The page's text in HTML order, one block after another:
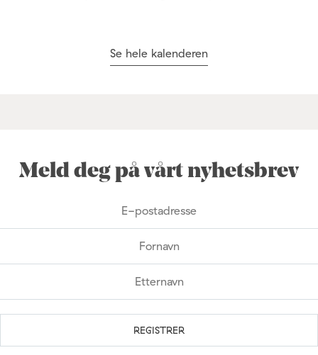
Se hele kalenderen
Meld deg på vårt nyhetsbrev